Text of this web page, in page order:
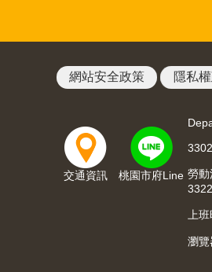
網站安全政策 隱私
交通資訊 桃園市府Line 勞
上
瀏覽